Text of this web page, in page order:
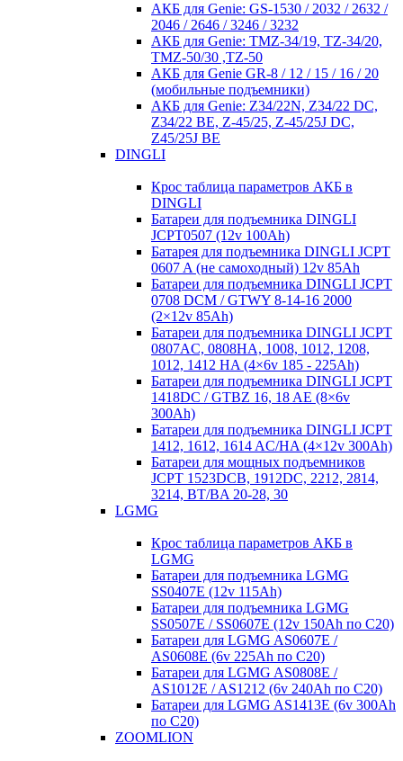
АКБ для Genie: GS-1530 / 2032 / 2632 /
2046 / 2646 / 3246 / 3232
АКБ для Genie: TMZ-34/19, TZ-34/20,
TMZ-50/30 ,TZ-50
АКБ для Genie GR-8 / 12 / 15 / 16 / 20
(мобильные подъемники)
АКБ для Genie: Z34/22N, Z34/22 DC,
Z34/22 BE, Z-45/25, Z-45/25J DC,
Z45/25J BE
DINGLI
Крос таблица параметров АКБ в
DINGLI
Батареи для подъемника DINGLI
JCPT0507 (12v 100Ah)
Батарея для подъемника DINGLI JCPT
0607 A (не самоходный) 12v 85Ah
Батареи для подъемника DINGLI JCPT
0708 DCM / GTWY 8-14-16 2000
(2×12v 85Ah)
Батареи для подъемника DINGLI JCPT
0807AC, 0808HA, 1008, 1012, 1208,
1012, 1412 HA (4×6v 185 - 225Ah)
Батареи для подъемника DINGLI JCPT
1418DC / GTBZ 16, 18 AE (8×6v
300Ah)
Батареи для подъемника DINGLI JCPT
1412, 1612, 1614 AC/HA (4×12v 300Ah)
Батареи для мощных подъемников
JCPT 1523DCB, 1912DC, 2212, 2814,
3214, BT/BA 20-28, 30
LGMG
Крос таблица параметров АКБ в
LGMG
Батареи для подъемника LGMG
SS0407E (12v 115Ah)
Батареи для подъемника LGMG
SS0507E / SS0607E (12v 150Ah по С20)
Батареи для LGMG AS0607E /
AS0608E (6v 225Ah по С20)
Батареи для LGMG AS0808E /
AS1012E / AS1212 (6v 240Ah по С20)
Батареи для LGMG AS1413E (6v 300Ah
по С20)
ZOOMLION